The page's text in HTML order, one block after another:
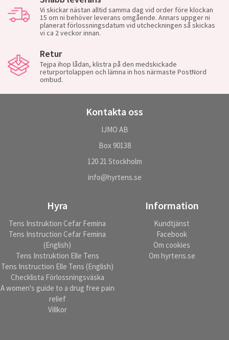
Vi skickar nästan alltid samma dag vid order före klockan
15 om ni behöver leverans omgående. Annars uppger ni
planerat förlossningsdatum vid utcheckningen så skickas
vi ca 2 veckor innan.
Retur
Tejpa ihop lådan, klistra på den medskickade
returportolappen och lämna in hos närmaste PostNord
ombud.
Kontakta oss
IJMO AB
Box 90138
120 21 Stockholm
info@hyrtens.se
Hyra
Tens Instruktion Cefar Femina
Tens Instruction Cefar Femina
(English)
Tens Instruktion Elle Tens
Tens Instruction Elle Tens (English)
Checklista Förlossningsväska
A women's guide to a drug free pain
relief
Villkor
Information
Kundtjänst
Facebook
Om cookies
Om hyrtens.se